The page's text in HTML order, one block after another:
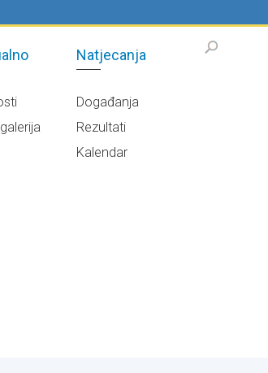
Natjecanja
Događanja
Rezultati
Kalendar